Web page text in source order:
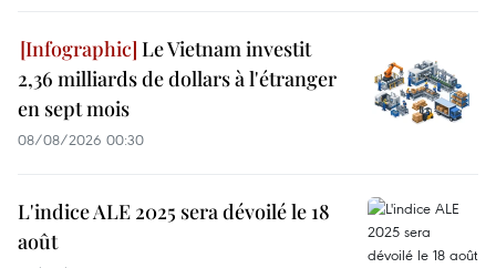
Le Vietnam investit
2,36 milliards de dollars à l'étranger
en sept mois
08/08/2026 00:30
L'indice ALE 2025 sera dévoilé le 18
août